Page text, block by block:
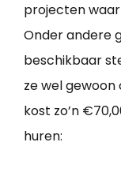
projecten
Onder andere
beschikbaar
ze wel gewoon
kost zo’n
huren: